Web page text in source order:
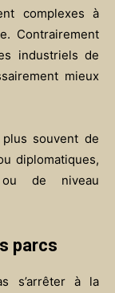
complexes à
Contrairement
industriels de
mieux
souvent de
diplomatiques,
de niveau
parcs
s’arrêter à la